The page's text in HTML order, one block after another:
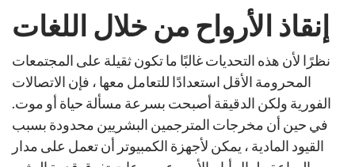
إنقاذ الأرواح من خلال اللغات
نظرًا لأن هذه التحديات غالبًا ما تكون ثقيلة على المجتمعات
المحرومة الأقل استعدادًا للتعامل معها ، فإن الاتصالات
الفورية ولكن الدقيقة أصبحت بسرعة مسألة حياة أو موت.
في حين أن مخرجات المترجمين البشريين محدودة بسبب
القيود المادية ، يمكن لأجهزة الكمبيوتر أن تعمل على مدار